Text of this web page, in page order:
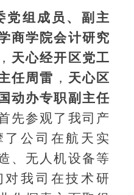
组成员、副主
商学院会计研究
， 天心经开区党工
任周雷 ， 天心区
动办专职副主任
先参观了我司产
公司在航天实
、无人机设备等
我司在技术研